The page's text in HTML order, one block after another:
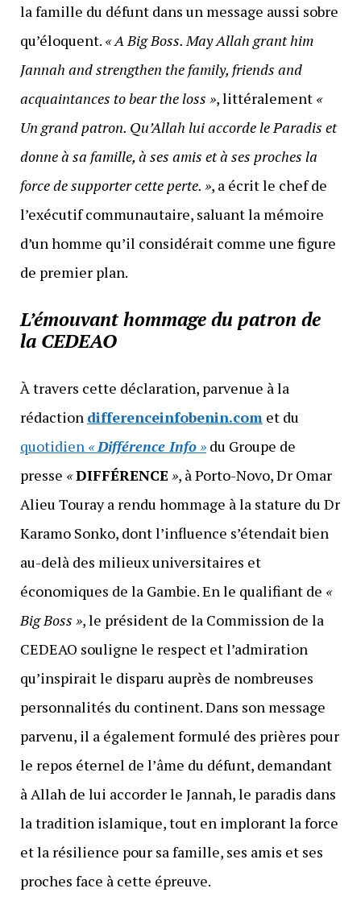
la famille du défunt dans un message aussi sobre
qu’éloquent. « A Big Boss. May Allah grant him
Jannah and strengthen the family, friends and
acquaintances to bear the loss », littéralement «
Un grand patron. Qu’Allah lui accorde le Paradis et
donne à sa famille, à ses amis et à ses proches la
force de supporter cette perte. », a écrit le chef de
l’exécutif communautaire, saluant la mémoire
d’un homme qu’il considérait comme une figure
de premier plan.
L’émouvant hommage du patron de
la CEDEAO
À travers cette déclaration, parvenue à la
rédaction differenceinfobenin.comet du
quotidien «Différence Info»du Groupe de
presse «DIFFÉRENCE », à Porto-Novo, Dr Omar
Alieu Touray a rendu hommage à la stature du Dr
Karamo Sonko, dont l’influence s’étendait bien
au-delà des milieux universitaires et
économiques de la Gambie. En le qualifiant de «
Big Boss », le président de la Commission de la
CEDEAO souligne le respect et l’admiration
qu’inspirait le disparu auprès de nombreuses
personnalités du continent. Dans son message
parvenu, il a également formulé des prières pour
le repos éternel de l’âme du défunt, demandant
à Allah de lui accorder le Jannah, le paradis dans
la tradition islamique, tout en implorant la force
et la résilience pour sa famille, ses amis et ses
proches face à cette épreuve.